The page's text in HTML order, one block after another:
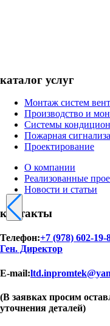
каталог услуг
Монтаж систем
Производство и
Системы
Пожарная
Проектирование
О компании
Реализованные
Новости и статьи
контакты
Телефон:+7 (978) 602-
Ген. Директор
E-mail:
(В заявках просим
уточнения деталей)